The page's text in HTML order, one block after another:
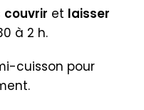
couvrir et laisser
à 2 h.
cuisson pour